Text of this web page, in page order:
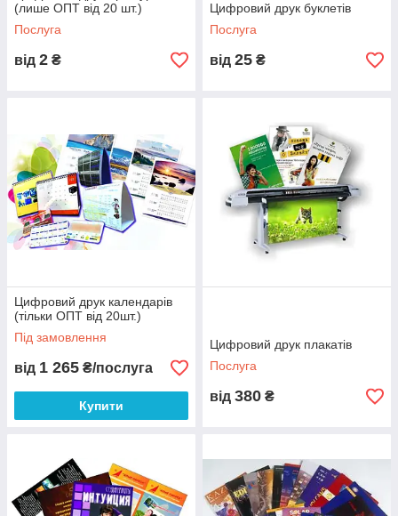
(лише ОПТ від 20 шт.)
Послуга
від 2 ₴
Цифровий друк буклетів
Послуга
від 25 ₴
Цифровий друк календарів
(тільки ОПТ від 20шт.)
Під замовлення
від 1 265 ₴/послуга
Купити
Цифровий друк плакатів
Послуга
від 380 ₴